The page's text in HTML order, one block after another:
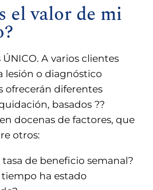
el valor de mi
ÚNICO. A varios clientes
lesión o diagnóstico
ofrecerán diferentes
basados ??
docenas de factores, que
otros:
tasa de beneficio semanal?
tiempo ha estado